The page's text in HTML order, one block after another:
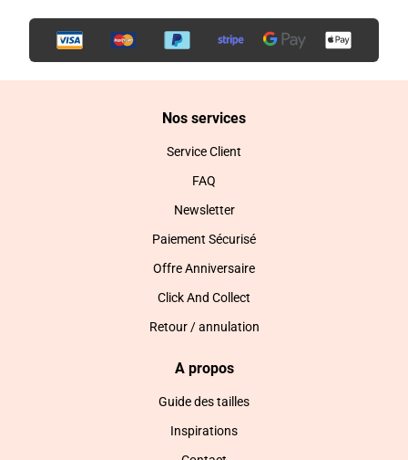
Nos services
Service Client
FAQ
Newsletter
Paiement Sécurisé
Offre Anniversaire
Click And Collect
Retour / annulation
A propos
Guide des tailles
Inspirations